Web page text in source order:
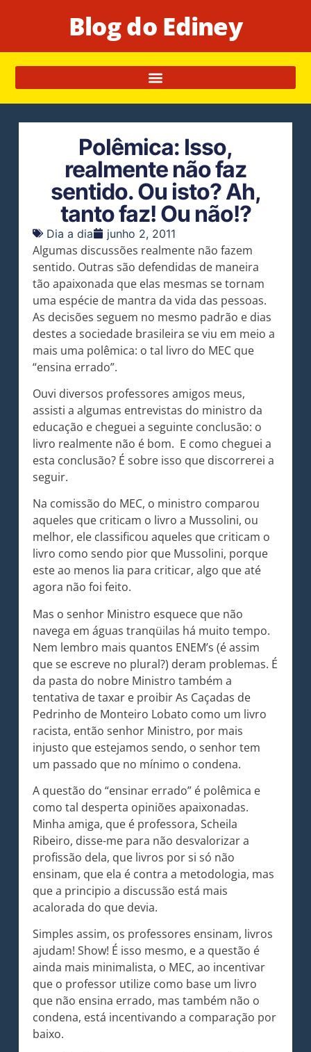
Blog do Ediney
Polêmica: Isso,
realmente não faz
sentido. Ou isto? Ah,
tanto faz! Ou não!?
Dia a dia junho 2, 2011
Algumas discussões realmente não fazem
sentido. Outras são defendidas de maneira
tão apaixonada que elas mesmas se tornam
uma espécie de mantra da vida das pessoas.
As decisões seguem no mesmo padrão e dias
destes a sociedade brasileira se viu em meio a
mais uma polêmica: o tal livro do MEC que
“ensina errado”.
Ouvi diversos professores amigos meus,
assisti a algumas entrevistas do ministro da
educação e cheguei a seguinte conclusão: o
livro realmente não é bom. E como cheguei a
esta conclusão? É sobre isso que discorrerei a
seguir.
Na comissão do MEC, o ministro comparou
aqueles que criticam o livro a Mussolini, ou
melhor, ele classificou aqueles que criticam o
livro como sendo pior que Mussolini, porque
este ao menos lia para criticar, algo que até
agora não foi feito.
Mas o senhor Ministro esquece que não
navega em águas tranqüilas há muito tempo.
Nem lembro mais quantos ENEM’s (é assim
que se escreve no plural?) deram problemas. É
da pasta do nobre Ministro também a
tentativa de taxar e proibir As Caçadas de
Pedrinho de Monteiro Lobato como um livro
racista, então senhor Ministro, por mais
injusto que estejamos sendo, o senhor tem
um passado que no mínimo o condena.
A questão do “ensinar errado” é polêmica e
como tal desperta opiniões apaixonadas.
Minha amiga, que é professora, Scheila
Ribeiro, disse-me para não desvalorizar a
profissão dela, que livros por si só não
ensinam, que ela é contra a metodologia, mas
que a principio a discussão está mais
acalorada do que devia.
Simples assim, os professores ensinam, livros
ajudam! Show! É isso mesmo, e a questão é
ainda mais minimalista, o MEC, ao incentivar
que o professor utilize como base um livro
que não ensina errado, mas também não o
condena, está incentivando a comparação por
baixo.